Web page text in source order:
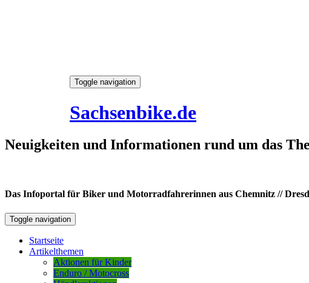
Toggle navigation
Sachsenbike.de
Neuigkeiten und Informationen rund um das
Das Infoportal für Biker und Motorradfahrerinnen aus Chemnitz //
Toggle navigation
Startseite
Artikelthemen
Aktionen für Kinder
Enduro / Motocross